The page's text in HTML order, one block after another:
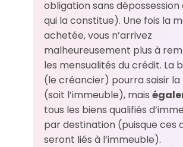
obligation sans dépossession
qui la constitue). Une fois la
achetée, vous n’arrivez
malheureusement plus à
les mensualités du crédit. La
(le créancier) pourra saisir la
(soit l’immeuble), mais
tous les biens qualifiés
par destination (puisque ces
seront liés à l’immeuble).